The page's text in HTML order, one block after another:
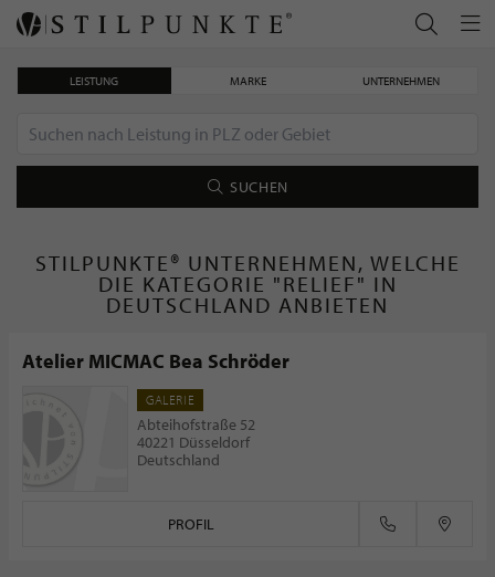
LEISTUNG MARKE UNTERNEHMEN
SUCHEN
STILPUNKTE® UNTERNEHMEN, WELCHE
DIE KATEGORIE "RELIEF" IN
DEUTSCHLAND ANBIETEN
Atelier MICMAC Bea Schröder
GALERIE
Abteihofstraße 52
40221 Düsseldorf
Deutschland
PROFIL